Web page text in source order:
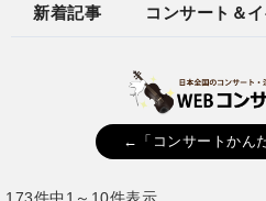
新着記事 コンサート＆
←「コンサートかん
173件中1～10件表示